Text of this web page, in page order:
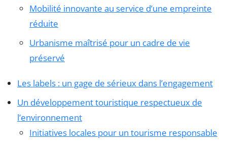
Mobilité innovante au service d’une empreinte
réduite
Urbanisme maîtrisé pour un cadre de vie
préservé
Les labels : un gage de sérieux dans l’engagement
Un développement touristique respectueux de
l’environnement
Initiatives locales pour un tourisme responsable